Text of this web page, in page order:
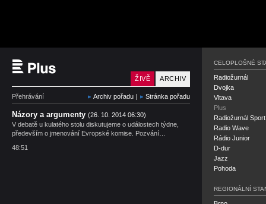
ARCHIV
ŽIVĚ
Přehrávání Archiv pořadu | Stránka pořadu
Názory a argumenty (26. 10. 2014 06:30)
V debatě u kulatého stolu diskutujeme o událostech týdne,
především o jmenování Evropské komise. Pozvání…
48:51
CELOPLOŠNÉ
Radiožurnál
Dvojka
Vltava
Plus
Radiožurnál Sport
Radio Wave
Rádio Junior
D-dur
Jazz
Pohoda
REGIONÁLNÍ